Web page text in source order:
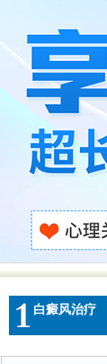
白癜风治疗